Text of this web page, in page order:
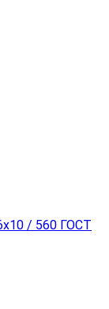
/ 560 ГОСТ